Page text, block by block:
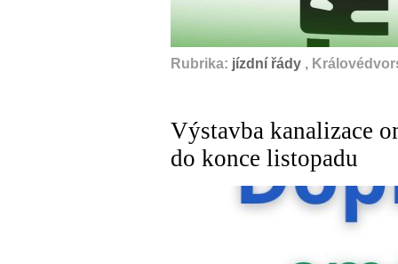
Rubrika: jízdní řády ,
Výstavba kanalizace
do konce listopadu